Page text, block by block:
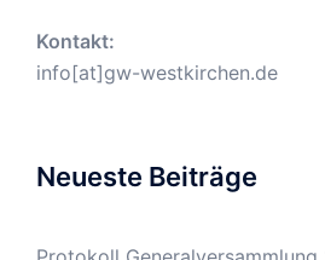
Kontakt:
info[at]gw-westkirchen.de
Neueste Beiträge